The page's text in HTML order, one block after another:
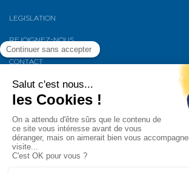
LEGISLATION
REJOIGNEZ-NOUS
CONTACT
PRÉSENTATION LIGIER JS 60 CHIC
VOITURE SANS PERMIS D’OCCASION BREST
Plan du site